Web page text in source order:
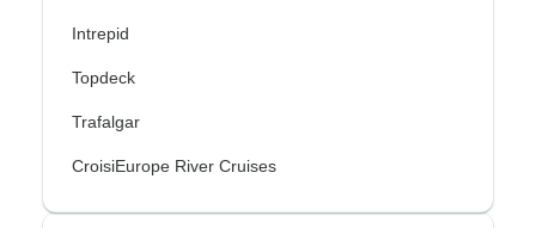
Intrepid
Topdeck
Trafalgar
CroisiEurope River Cruises